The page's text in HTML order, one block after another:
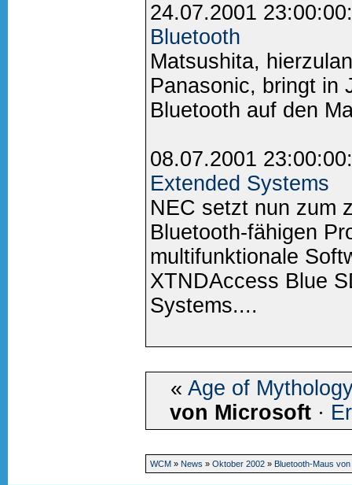
24.07.2001
Bluetooth
Matsushita,
Panasonic, bringt in
Bluetooth auf den
08.07.2001
Extended Systems
NEC setzt nun zum
Bluetooth-fähigen
multifunktionale
XTNDAccess Blue
Systems....
«Age of
von Microsoft ·
WCM » News » Oktober 2002» Bluetooth-Maus